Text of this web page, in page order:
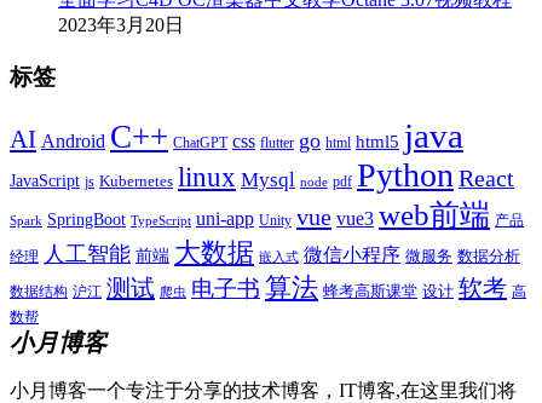
2023年3月20日
标签
AI Android C++ ChatGPT css flutter go html html5 java
JavaScript js Kubernetes linux Mysql node pdf Python React
Spark SpringBoot TypeScript uni-app Unity vue vue3 web前端 产品
经理 人工智能 前端 大数据 嵌入式 微信小程序 微服务 数据分析
数据结构 沪江 测试 爬虫 电子书 算法 蜂考高斯课堂 设计 软考 高
数帮
小月博客
小月博客一个专注于分享的技术博客，IT博客,在这里我们将